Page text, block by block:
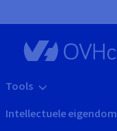
Tools
Intellectuele eigendom